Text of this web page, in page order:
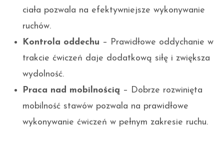
ciała pozwala na efektywniejsze wykonywanie
ruchów.
Kontrola oddechu – Prawidłowe oddychanie w
trakcie ćwiczeń daje dodatkową siłę i zwiększa
wydolność.
Praca nad mobilnością – Dobrze rozwinięta
mobilność stawów pozwala na prawidłowe
wykonywanie ćwiczeń w pełnym zakresie ruchu.